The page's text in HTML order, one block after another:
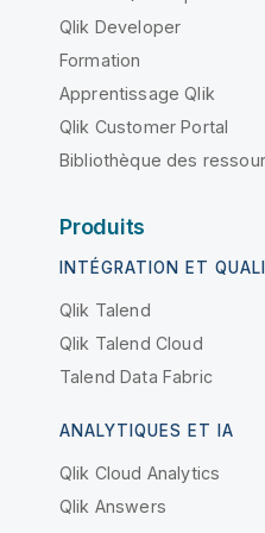
Qlik Developer
Formation
Apprentissage Qlik
Qlik Customer Portal
Bibliothèque des
Produits
INTÉGRATION ET
Qlik Talend
Qlik Talend Cloud
Talend Data Fabric
ANALYTIQUES ET IA
Qlik Cloud Analytics
Qlik Answers